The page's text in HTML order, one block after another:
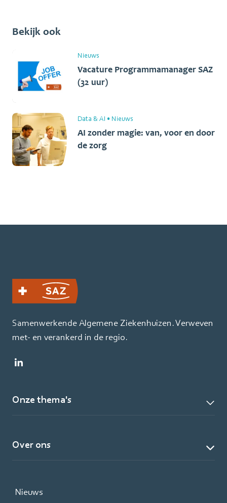
Bekijk ook
Nieuws
Vacature Programmamanager SAZ
(32 uur)
Data & AI • Nieuws
AI zonder magie: van, voor en door
de zorg
Samenwerkende Algemene Ziekenhuizen. Verweven
met- en verankerd in de regio.
Onze thema's
Over ons
Nieuws